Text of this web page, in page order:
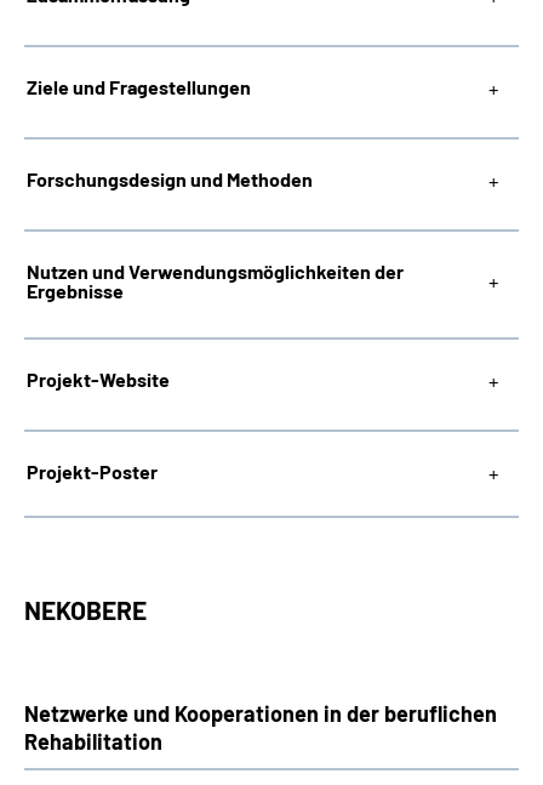
Ziele und Fragestellungen
Forschungsdesign und Methoden
Nutzen und Verwendungsmöglichkeiten der
Ergebnisse
Projekt-Website
Projekt-Poster
NEKOBERE
Netzwerke und Kooperationen in der beruflichen
Rehabilitation